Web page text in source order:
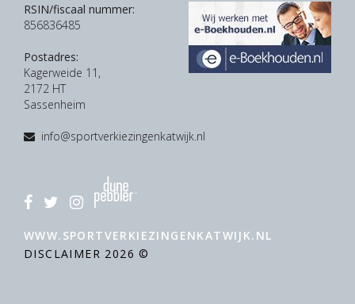
RSIN/fiscaal nummer:
856836485
Postadres:
Kagerweide 11,
2172 HT
Sassenheim
info@sportverkiezingenkatwijk.nl
WWW.SPORTVERKIEZINGENKATWIJK.NL
DISCLAIMER 2026 ©